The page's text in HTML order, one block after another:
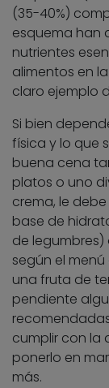
(35-40%)
esquema han
nutrientes
alimentos en
claro ejemplo
Si bien
física y lo que
buena cena
platos o uno
crema, le
base de
de
según el
una fruta de
pendiente
cumplir con la
ponerlo en
más.